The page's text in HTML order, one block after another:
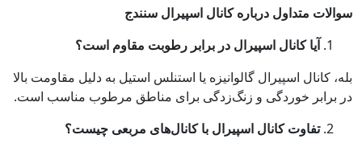
سوالات متداول درباره کانال اسپیرال سنندج
آیا کانال اسپیرال در برابر رطوبت مقاوم است؟
بله، کانال اسپیرال گالوانیزه یا استنلس استیل به دلیل مقاومت بالا
در برابر خوردگی و زنگ‌زدگی برای مناطق مرطوب مناسب است.
تفاوت کانال اسپیرال با کانال‌های مربعی چیست؟